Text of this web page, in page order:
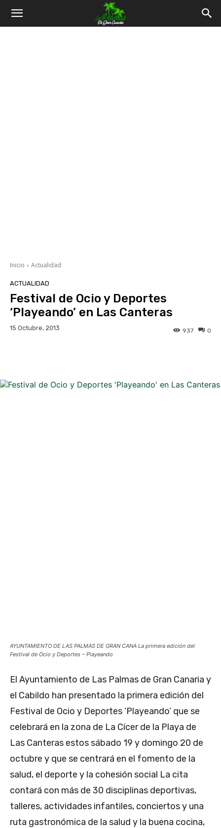
Inicio Actualidad
ACTUALIDAD
Festival de Ocio y Deportes
‘Playeando’ en Las Canteras
15 Octubre, 2013 0
937
AYUNTAMIENTO DE LAS PALMAS DE GRAN CANA La primera edición del
Festival de Ocio y Deportes – Playeando
El Ayuntamiento de Las Palmas de Gran Canaria y
el Cabildo han presentado la primera edición del
Festival de Ocio y Deportes ‘Playeando’ que se
celebrará en la zona de La Cícer de la Playa de
Las Canteras estos sábado 19 y domingo 20 de
octubre y que se centrará en el fomento de la
salud, el deporte y la cohesión social La cita
contará con más de 30 disciplinas deportivas,
talleres, actividades infantiles, conciertos y una
ruta gastronómica de la salud y la buena cocina,